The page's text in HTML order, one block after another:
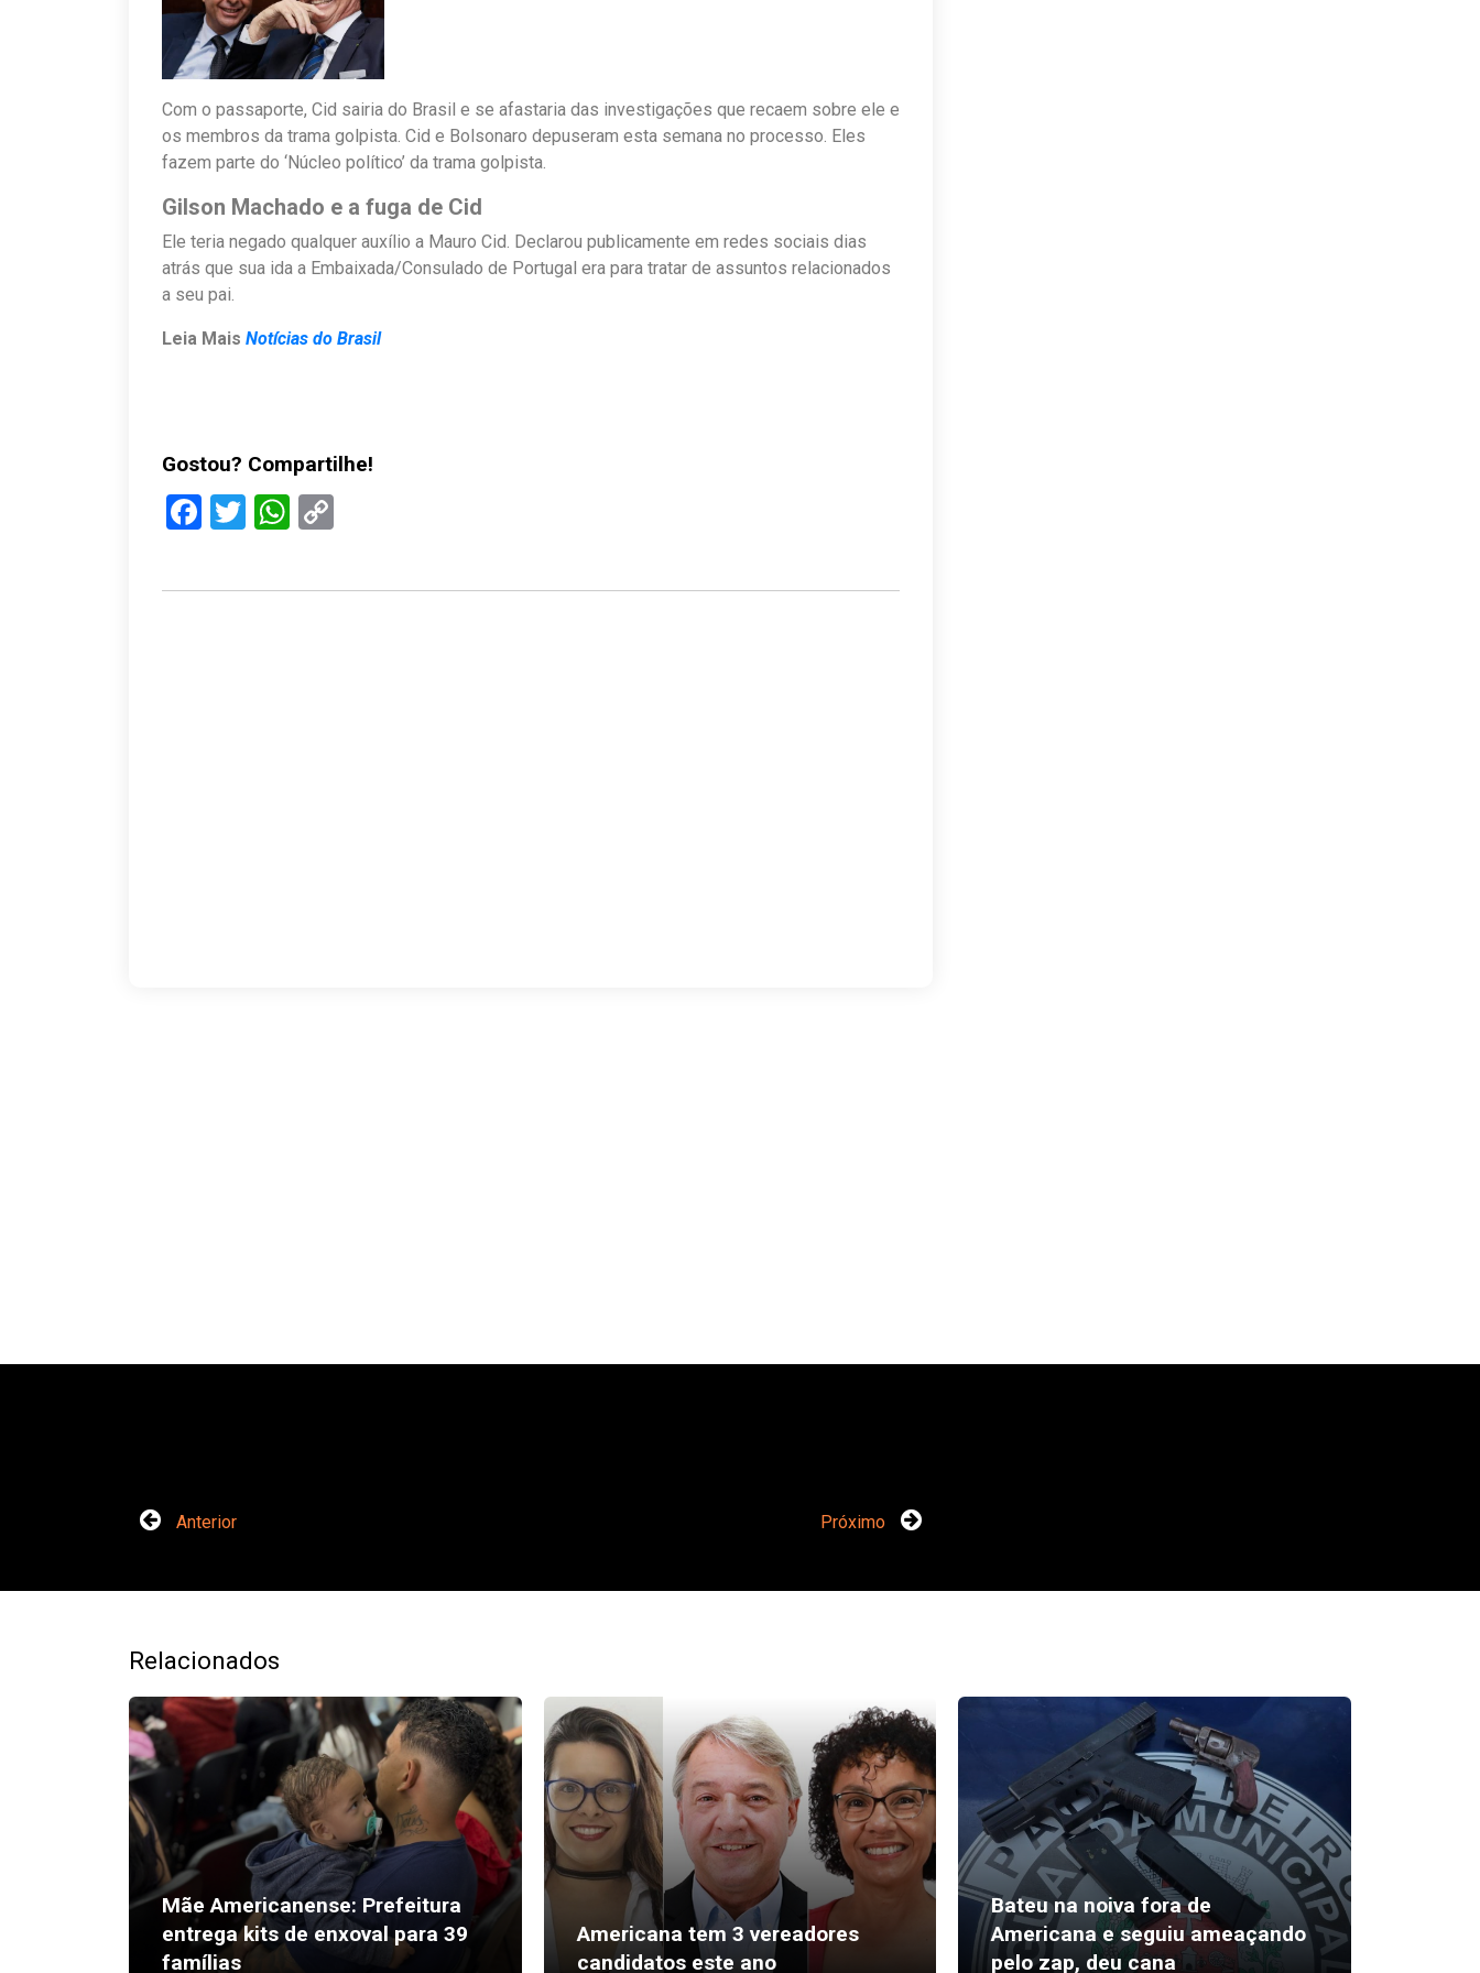
Com o passaporte, Cid sairia do Brasil e se afastaria das investigações que recaem sobre ele e
os membros da trama golpista. Cid e Bolsonaro depuseram esta semana no processo. Eles
fazem parte do ‘Núcleo político’ da trama golpista.
Gilson Machado e a fuga de Cid
Ele teria negado qualquer auxílio a Mauro Cid. Declarou publicamente em redes sociais dias
atrás que sua ida a Embaixada/Consulado de Portugal era para tratar de assuntos relacionados
a seu pai.
Leia Mais Notícias do Brasil
Gostou? Compartilhe!
Facebook
TwitterWhatsApp
Anterior Próximo
Relacionados
Mãe Americanense: Prefeitura
entrega kits de enxoval para 39
famílias
Americana tem 3 vereadores
candidatos este ano
Bateu na noiva fora de
Americana e seguiu ameaçando
pelo zap, deu cana